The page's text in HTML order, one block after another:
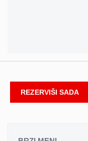
REZERVIŠI SADA